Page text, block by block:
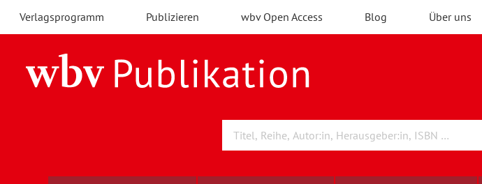
Verlagsprogramm Publizieren wbv Open Access Blog Über uns